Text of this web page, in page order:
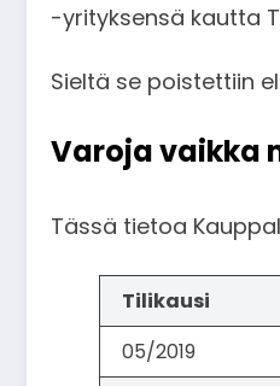
-yrityksensä kautta
Sieltä se poistettiin
Varoja vaikka
Tässä tietoa
Tilikausi
05/2019